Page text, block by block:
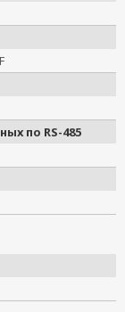
по RS-485